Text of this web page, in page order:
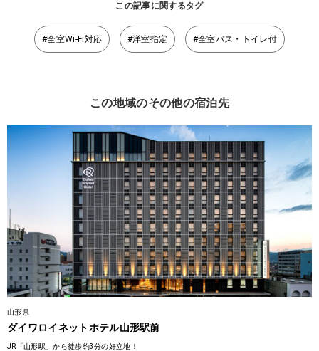
この記事に関するタグ
#全室Wi-Fi対応 #洋室指定 #全室バス・トイレ付
この地域のその他の宿泊先
山形県
ダイワロイネットホテル山形駅前
JR「山形駅」から徒歩約3分の好立地！